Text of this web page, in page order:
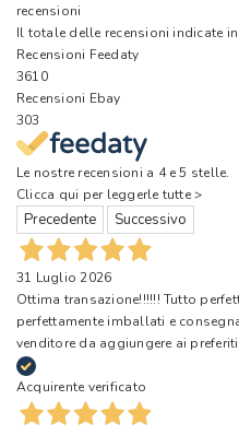
recensioni
Il totale delle recensioni indicate
Recensioni Feedaty
3610
Recensioni Ebay
303
Le nostre recensioni a 4 e 5 stelle.
Clicca qui per leggerle tutte >
Precedente Successivo
31 Luglio 2026
Ottima transazione!!!!!! Tutto
perfettamente imballati e
venditore da aggiungere ai
Acquirente verificato